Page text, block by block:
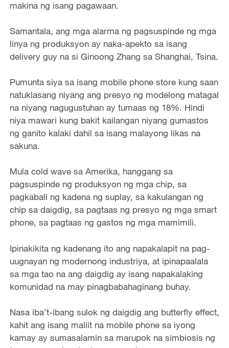
makina ng isang pagawaan.
Samantala, ang mga alarma ng pagsuspinde ng mga
linya ng produksyon ay naka-apekto sa isang
delivery guy na si Ginoong Zhang sa Shanghai, Tsina.
Pumunta siya sa isang mobile phone store kung saan
natuklasang niyang ang presyo ng modelong matagal
na niyang nagugustuhan ay tumaas ng 18%. Hindi
niya mawari kung bakit kailangan niyang gumastos
ng ganito kalaki dahil sa isang malayong likas na
sakuna.
Mula cold wave sa Amerika, hanggang sa
pagsuspinde ng produksyon ng mga chip, sa
pagkabali ng kadena ng suplay, sa kakulangan ng
chip sa daigdig, sa pagtaas ng presyo ng mga smart
phone, sa pagtaas ng gastos ng mga mamimili.
Ipinakikita ng kadenang ito ang napakalapit na pag-
uugnayan ng modernong industriya, at ipinapaalala
sa mga tao na ang daigdig ay isang napakalaking
komunidad na may pinagbabahaginang buhay.
Nasa iba’t-ibang sulok ng daigdig ang butterfly effect,
kahit ang isang maliit na mobile phone sa iyong
kamay ay sumasalamin sa marupok na simbiosis ng